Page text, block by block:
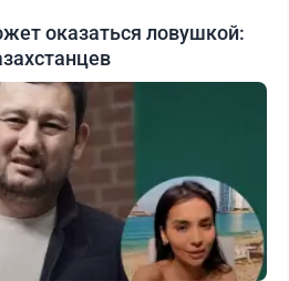
оказаться ловушкой: